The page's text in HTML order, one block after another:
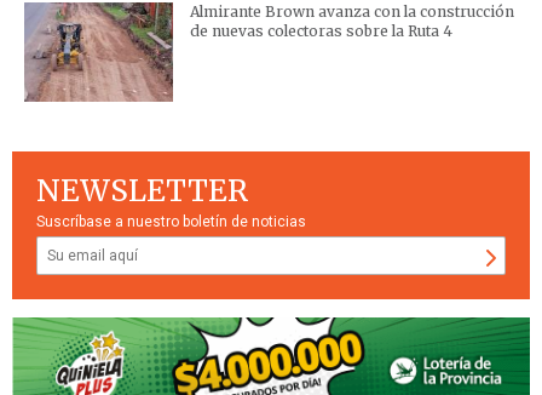
Almirante Brown avanza con la construcción
de nuevas colectoras sobre la Ruta 4
NEWSLETTER
Suscríbase a nuestro boletín de noticias